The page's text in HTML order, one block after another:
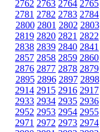
2762 2763 2764 2765
2781 2782 2783 2784
2800 2801 2802 2803
2819 2820 2821 2822
2838 2839 2840 2841
2857 2858 2859 2860
2876 2877 2878 2879
2895 2896 2897 2898
2914 2915 2916 2917
2933 2934 2935 2936
2952 2953 2954 2955
2971 2972 2973 2974